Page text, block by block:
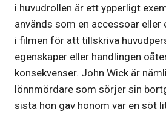
i huvudrollen är ett ypperligt
används som en accessoar
i filmen för att tillskriva
egenskaper eller handlingen
konsekvenser. John Wick är
lönnmördare som sörjer sin
sista hon gav honom var en söt